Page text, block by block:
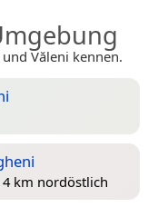
Văleni kennen.
km nordöstlich